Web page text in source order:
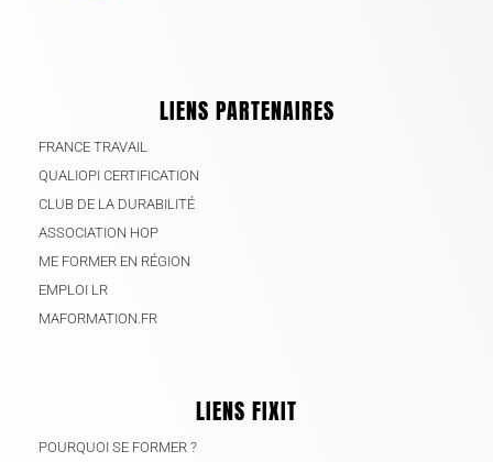
LIENS PARTENAIRES
FRANCE TRAVAIL
QUALIOPI CERTIFICATION
CLUB DE LA DURABILITÉ
ASSOCIATION HOP
ME FORMER EN RÉGION
EMPLOI LR
MAFORMATION.FR
LIENS FIXIT
POURQUOI SE FORMER ?